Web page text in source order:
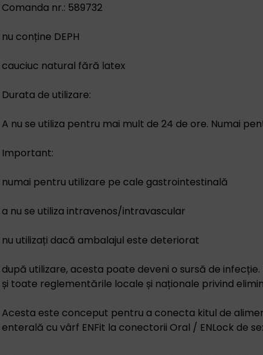
Comanda nr.: 589732
nu conține DEPH
cauciuc natural fără latex
Durata de utilizare:
A nu se utiliza pentru mai mult de 24 de ore. Numai
Important:
numai pentru utilizare pe cale gastrointestinală
a nu se utiliza intravenos/intravascular
nu utilizați dacă ambalajul este deteriorat
după utilizare, acesta poate deveni o sursă de
și toate reglementările locale și naționale privind
Acesta este conceput pentru a conecta kitul de
enterală cu vârf ENFit la conectorii Oral / ENLock de